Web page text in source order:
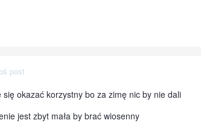
post
okazać korzystny bo za zimę nic by nie dali
jest zbyt mała by brać wiosenny